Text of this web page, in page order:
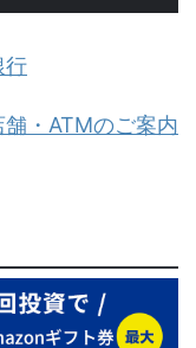
行
・ATMのご案内